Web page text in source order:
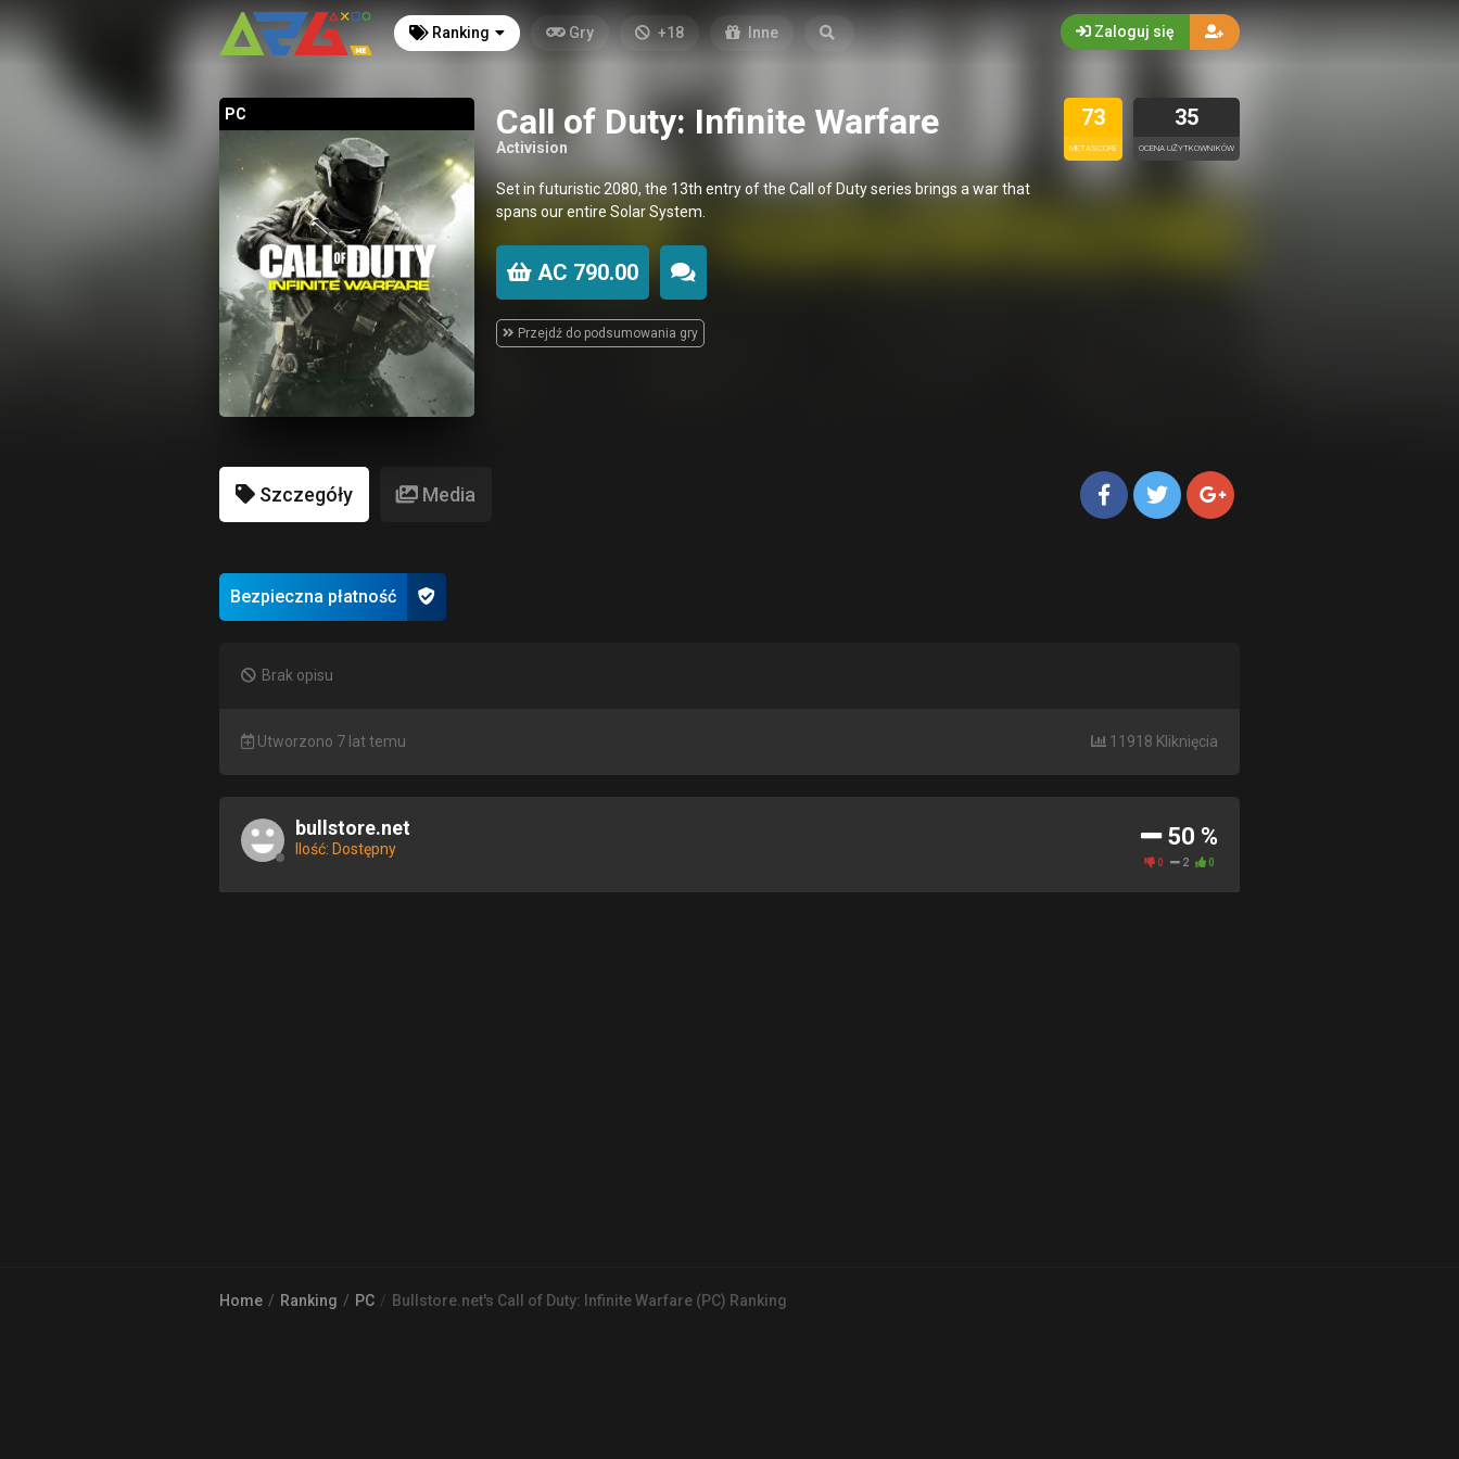
Ranking Gry +18 Inne Zaloguj się
PC Call of Duty: Infinite Warfare
Activision
73
METASCORE
35
OCENA UŻYTKOWNIKÓW
Set in futuristic 2080, the 13th entry of the Call of Duty series brings a war that
spans our entire Solar System.
AC 790.00
Przejdź do podsumowania gry
Szczegóły Media
Bezpieczna płatność
Brak opisu
Utworzono 7 lat temu 11918 Kliknięcia
bullstore.net
Ilość: Dostępny 50 %
0 2 0
Home Ranking PC Bullstore.net's Call of Duty: Infinite Warfare (PC) Ranking